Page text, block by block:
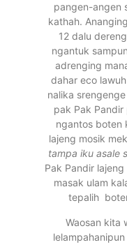
pangen-angen
kathah.
12 dalu
ngantuk
adrenging
dahar eco
nalika
pak Pak
ngantos boten
lajeng mosik
tampa iku asale
Pak Pandir
masak ulam
tepalih
Waosan kita